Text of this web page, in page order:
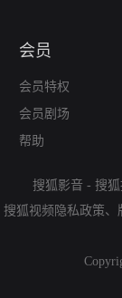
会员
会员特权
会员剧场
帮助
搜狐影音 - 搜
搜狐视频隐私政策、